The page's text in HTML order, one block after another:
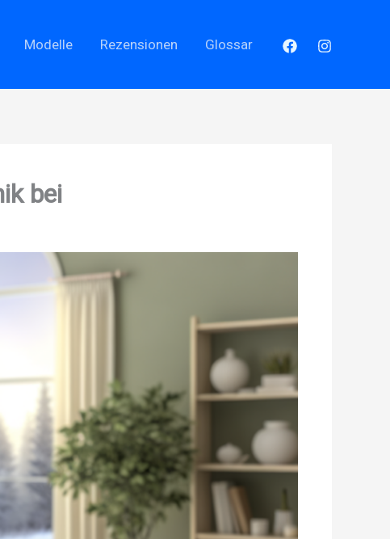
Modelle Rezensionen Glossar
bei